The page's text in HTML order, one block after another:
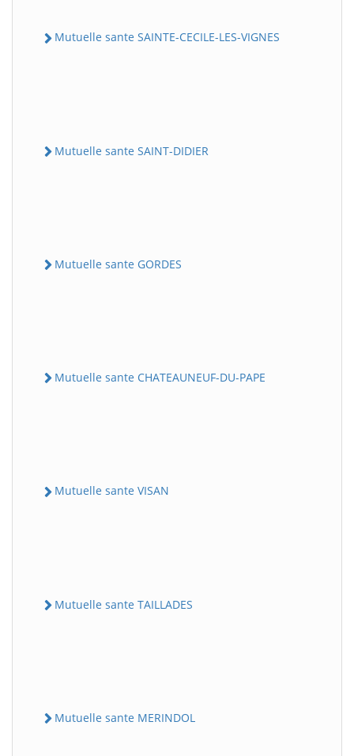
Mutuelle sante SAINTE-CECILE-LES-VIGNES
Mutuelle sante SAINT-DIDIER
Mutuelle sante GORDES
Mutuelle sante CHATEAUNEUF-DU-PAPE
Mutuelle sante VISAN
Mutuelle sante TAILLADES
Mutuelle sante MERINDOL